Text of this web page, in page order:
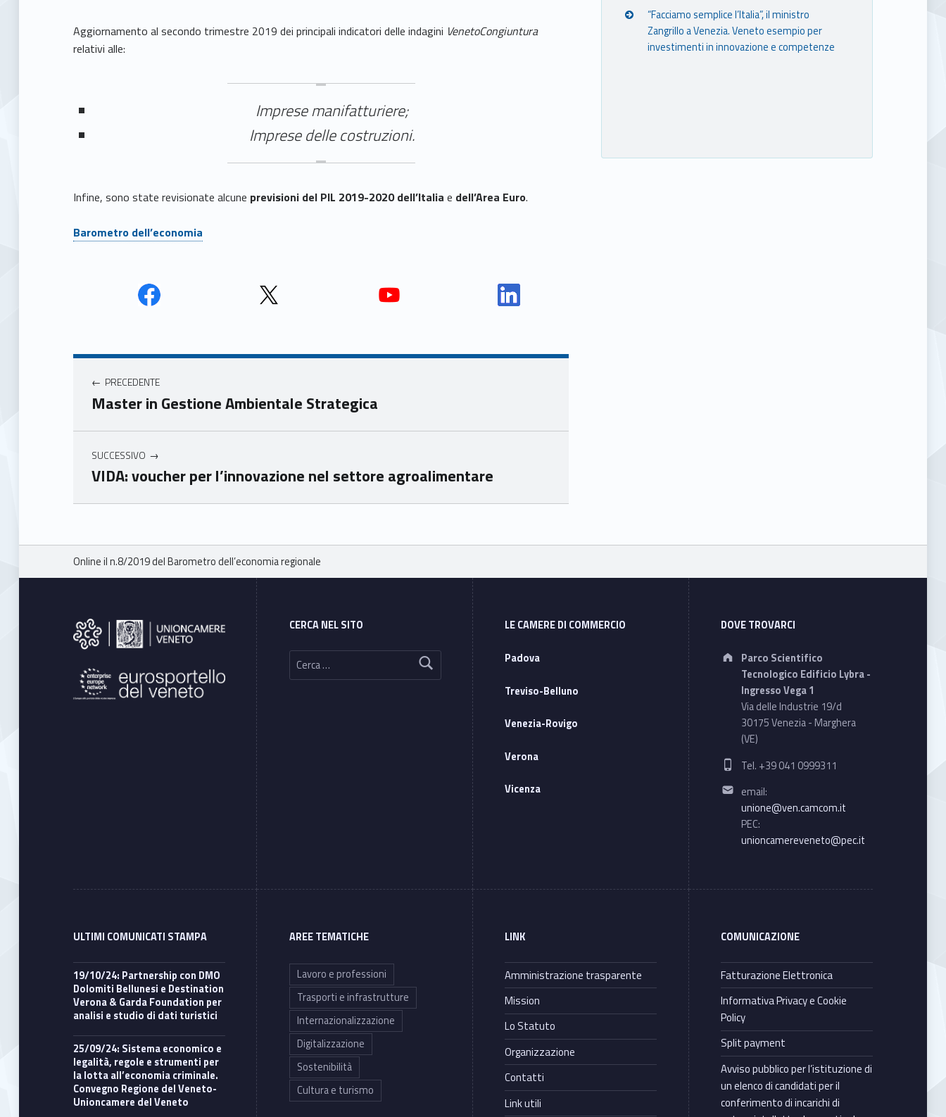
Aggiornamento al secondo trimestre 2019 dei principali indicatori delle indagini VenetoCongiuntura
relativi alle:
Imprese manifatturiere;
Imprese delle costruzioni.
Infine, sono state revisionate alcune previsioni del PIL 2019-2020 dell’Italiae dell’Area Euro.
Barometro dell’economia
Unio
mer
e
Unio
e
Unio
Unio
Navigazione articoli
PRECEDENTE
Master in Gestione Ambientale Strategica
SUCCESSIVO
VIDA: voucher per l’innovazione nel settore agroalimentare
Skip back to main navigation
“Facciamo semplice l’Italia”, il ministro
Zangrillo a Venezia. Veneto esempio per
investimenti in innovazione e competenze
Breadcrumbs navigation
Online il n.8/2019 del Barometro dell’economia regionale
Footer sidebar
CERCA NEL SITO
Ricerca per:
LE CAMERE DI COMMERCIO
Padova
Treviso-Belluno
Venezia-Rovigo
Verona
Vicenza
DOVE TROVARCI
Address:
Parco Scientifico
Tecnologico Edificio Lybra -
Ingresso Vega 1
Via delle Industrie 19/d
30175 Venezia - Marghera
(VE)
Phone number:
Tel. +39 041 0999311
Email address:
email:
unione@ven.camcom.it
PEC:
unioncamereveneto@pec.it
ULTIMI COMUNICATI STAMPA
19/10/24: Partnership con DMO
Dolomiti Bellunesi e Destination
Verona & Garda Foundation per
analisi e studio di dati turistici
25/09/24: Sistema economico e
legalità, regole e strumenti per
la lotta all’economia criminale.
Convegno Regione del Veneto-
Unioncamere del Veneto
AREE TEMATICHE
Lavoro e professioni
Trasporti e infrastrutture
Internazionalizzazione
Digitalizzazione
Sostenibilità
Cultura e turismo
LINK
Amministrazione trasparente
Mission
Lo Statuto
Organizzazione
Contatti
Link utili
COMUNICAZIONE
Fatturazione Elettronica
Informativa Privacy e Cookie
Policy
Split payment
Avviso pubblico per l’istituzione di
un elenco di candidati per il
conferimento di incarichi di